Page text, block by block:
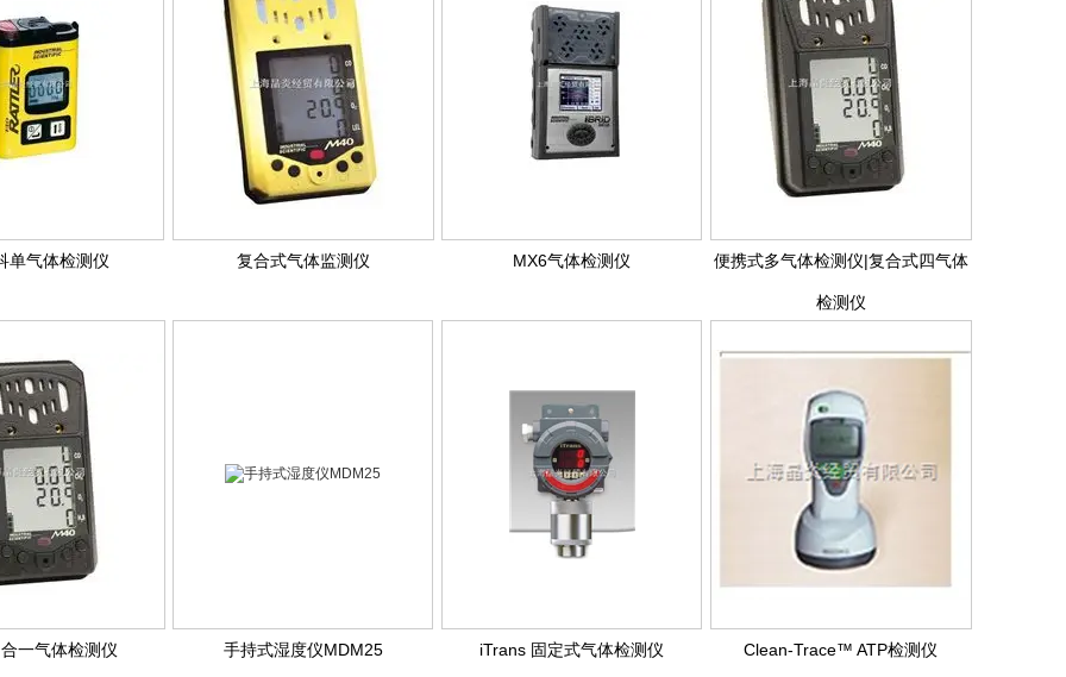
单气体检测仪 复合式气体监测仪 MX6气体检测仪 便携式多气体检测仪|复合式四气体
检测仪
一气体检测仪 手持式湿度仪MDM25 iTrans 固定式气体检测仪 Clean-Trace™ ATP检测仪